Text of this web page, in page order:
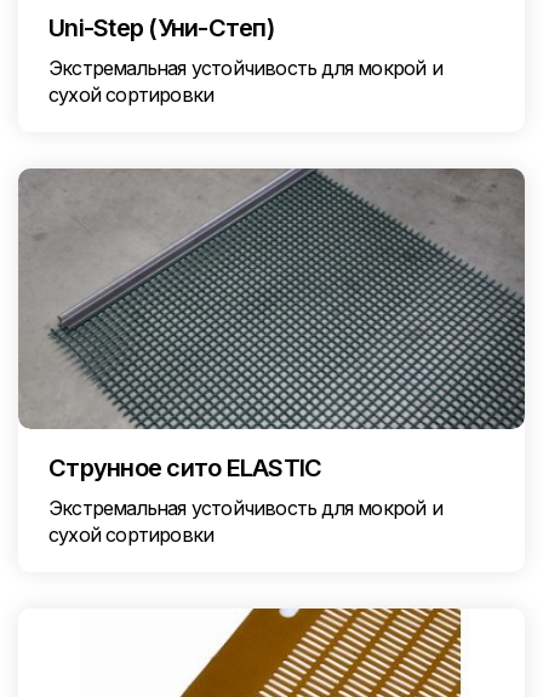
Uni-Step (Уни-Степ)
Экстремальная устойчивость для мокрой и
сухой сортировки
Струнное сито ELASTIC
Экстремальная устойчивость для мокрой и
сухой сортировки